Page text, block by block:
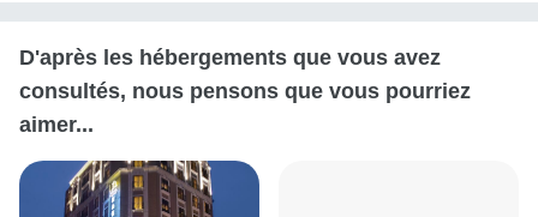
D'après les hébergements que vous avez
consultés, nous pensons que vous pourriez
aimer...